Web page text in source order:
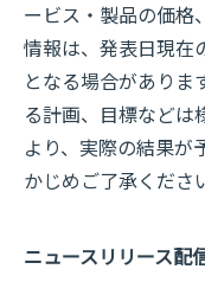
ービス・製品の価格
情報は、発表日現在
となる場合がありま
る計画、目標などは
より、実際の結果が
かじめご了承くださ
ニュースリリース配